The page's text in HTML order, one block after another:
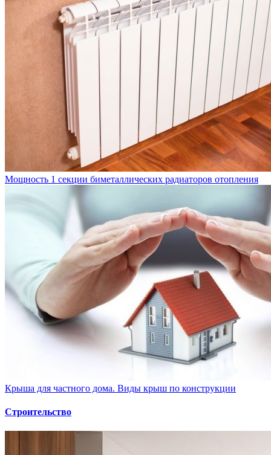
Мощность 1 секции биметаллических радиаторов отопления
Крыша для частного дома. Виды крыш по конструкции
Строительство